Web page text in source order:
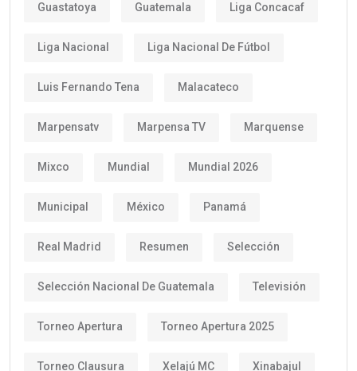
Guastatoya Guatemala Liga Concacaf
Liga Nacional Liga Nacional De Fútbol
Luis Fernando Tena Malacateco
Marpensatv Marpensa TV Marquense
Mixco Mundial Mundial 2026
Municipal México Panamá
Real Madrid Resumen Selección
Selección Nacional De Guatemala Televisión
Torneo Apertura Torneo Apertura 2025
Torneo Clausura Xelajú MC Xinabajul